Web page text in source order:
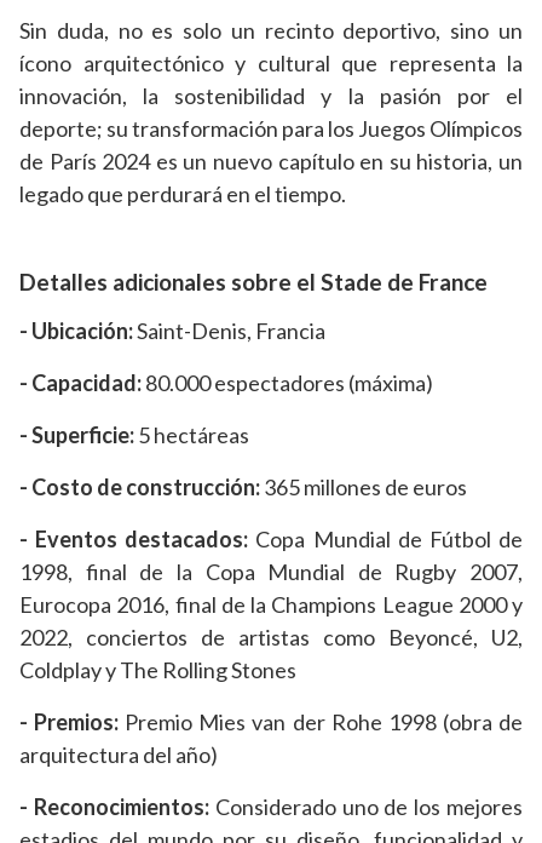
Sin duda, no es solo un recinto deportivo, sino un
ícono arquitectónico y cultural que representa la
innovación, la sostenibilidad y la pasión por el
deporte; su transformación para los Juegos Olímpicos
de París 2024 es un nuevo capítulo en su historia, un
legado que perdurará en el tiempo.
Detalles adicionales sobre el Stade de France
- Ubicación:Saint-Denis, Francia
- Capacidad:80.000 espectadores (máxima)
- Superficie:5 hectáreas
- Costo de construcción:365 millones de euros
- Eventos destacados: Copa Mundial de Fútbol de
1998, final de la Copa Mundial de Rugby 2007,
Eurocopa 2016, final de la Champions League 2000 y
2022, conciertos de artistas como Beyoncé, U2,
Coldplay y The Rolling Stones
- Premios: Premio Mies van der Rohe 1998 (obra de
arquitectura del año)
- Reconocimientos: Considerado uno de los mejores